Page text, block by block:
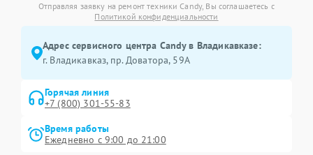
Отправляя заявку на ремонт техники Candy, Вы соглашаетесь с
Политикой конфиденциальности
Адрес сервисного центра Candy в Владикавказе:
г. Владикавказ, пр. Доватора, 59А
Горячая линия
+7 (800) 301-55-83
Время работы
Ежедневно с 9:00 до 21:00